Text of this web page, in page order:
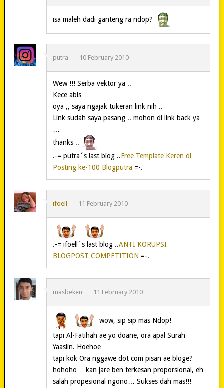
isa maleh dadi ganteng ra ndop?
putra 10 February 2010
Wew !!! Serba vektor ya ..
Kece abis …
oya ,, saya ngajak tukeran link nih ..
Link sudah saya pasang .. mohon di link back ya
thanks ..
.-= putra´s last blog ..Free Template Keren di
Posting ke-100 Blogputra =-.
ifoell 11 February 2010
.-= ifoell´s last blog ..ANTI KORUPSI
BLOGPOST COMPETITION =-.
masbeken 11 February 2010
wow, sip sip mas Ndop!
tapi Al-Fatihah ae yo doane, ora apal Surah
Yaasiin. Hoehoe
tapi kok Ora nggawe dot com pisan ae bloge?
hohoho… kan jare ben terkesan proporsional, eh
salah propesional ngono… Sukses dah mas!!!